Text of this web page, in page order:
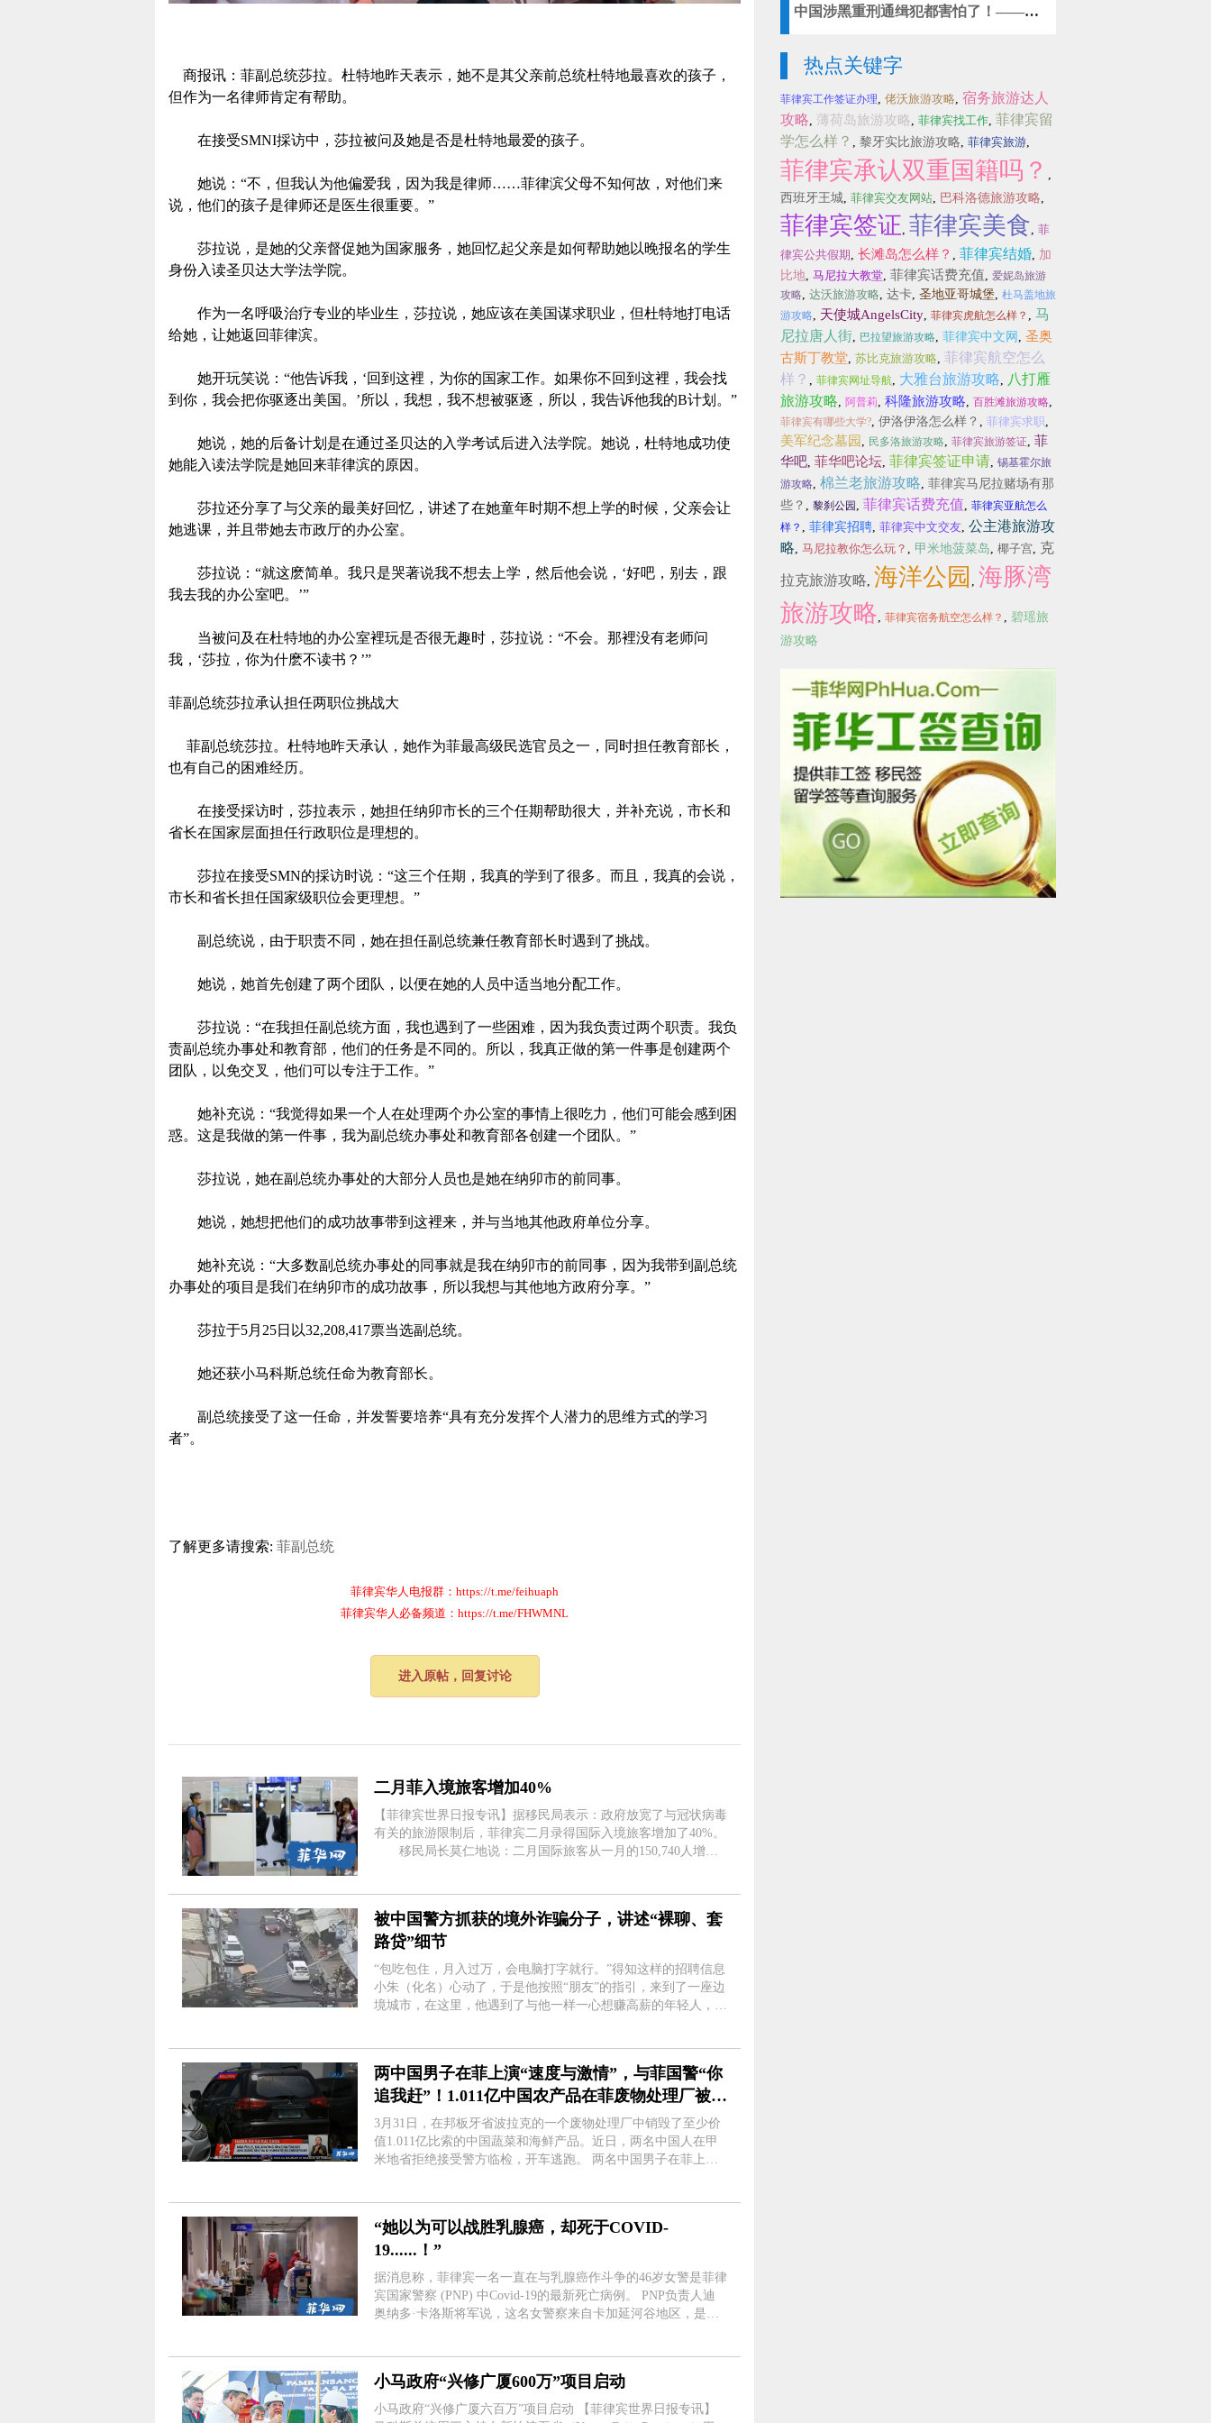
商报讯：菲副总统莎拉。杜特地昨天表示，她不是其父亲前总统杜特地最喜欢的孩子，
但作为一名律师肯定有帮助。
在接受SMNI採访中，莎拉被问及她是否是杜特地最爱的孩子。
她说：“不，但我认为他偏爱我，因为我是律师……菲律滨父母不知何故，对他们来
说，他们的孩子是律师还是医生很重要。”
莎拉说，是她的父亲督促她为国家服务，她回忆起父亲是如何帮助她以晚报名的学生
身份入读圣贝达大学法学院。
作为一名呼吸治疗专业的毕业生，莎拉说，她应该在美国谋求职业，但杜特地打电话
给她，让她返回菲律滨。
她开玩笑说：“他告诉我，‘回到这裡，为你的国家工作。如果你不回到这裡，我会找
到你，我会把你驱逐出美国。’所以，我想，我不想被驱逐，所以，我告诉他我的B计划。”
她说，她的后备计划是在通过圣贝达的入学考试后进入法学院。她说，杜特地成功使
她能入读法学院是她回来菲律滨的原因。
莎拉还分享了与父亲的最美好回忆，讲述了在她童年时期不想上学的时候，父亲会让
她逃课，并且带她去市政厅的办公室。
莎拉说：“就这麽简单。我只是哭著说我不想去上学，然后他会说，‘好吧，别去，跟
我去我的办公室吧。’”
当被问及在杜特地的办公室裡玩是否很无趣时，莎拉说：“不会。那裡没有老师问
我，‘莎拉，你为什麽不读书？’”
菲副总统莎拉承认担任两职位挑战大
菲副总统莎拉。杜特地昨天承认，她作为菲最高级民选官员之一，同时担任教育部长，
也有自己的困难经历。
在接受採访时，莎拉表示，她担任纳卯市长的三个任期帮助很大，并补充说，市长和
省长在国家层面担任行政职位是理想的。
莎拉在接受SMN的採访时说：“这三个任期，我真的学到了很多。而且，我真的会说，
市长和省长担任国家级职位会更理想。”
副总统说，由于职责不同，她在担任副总统兼任教育部长时遇到了挑战。
她说，她首先创建了两个团队，以便在她的人员中适当地分配工作。
莎拉说：“在我担任副总统方面，我也遇到了一些困难，因为我负责过两个职责。我负
责副总统办事处和教育部，他们的任务是不同的。所以，我真正做的第一件事是创建两个
团队，以免交叉，他们可以专注于工作。”
她补充说：“我觉得如果一个人在处理两个办公室的事情上很吃力，他们可能会感到困
惑。这是我做的第一件事，我为副总统办事处和教育部各创建一个团队。”
莎拉说，她在副总统办事处的大部分人员也是她在纳卯市的前同事。
她说，她想把他们的成功故事带到这裡来，并与当地其他政府单位分享。
她补充说：“大多数副总统办事处的同事就是我在纳卯市的前同事，因为我带到副总统
办事处的项目是我们在纳卯市的成功故事，所以我想与其他地方政府分享。”
莎拉于5月25日以32,208,417票当选副总统。
她还获小马科斯总统任命为教育部长。
副总统接受了这一任命，并发誓要培养“具有充分发挥个人潜力的思维方式的学习
者”。
了解更多请搜索: 菲副总统
菲律宾华人电报群：https://t.me/feihuaph
菲律宾华人必备频道：https://t.me/FHWMNL
进入原帖，回复讨论
二月菲入境旅客增加40%
【菲律宾世界日报专讯】据移民局表示：政府放宽了与冠状病毒
有关的旅游限制后，菲律宾二月录得国际入境旅客增加了40%。
移民局长莫仁地说：二月国际旅客从一月的150,740人增加
被中国警方抓获的境外诈骗分子，讲述“裸聊、套
路贷”细节
“包吃包住，月入过万，会电脑打字就行。”得知这样的招聘信息
小朱（化名）心动了，于是他按照“朋友”的指引，来到了一座边
境城市，在这里，他遇到了与他一样一心想赚高薪的年轻人，就
两中国男子在菲上演“速度与激情”，与菲国警“你
追我赶”！1.011亿中国农产品在菲废物处理厂被销
毁！
3月31日，在邦板牙省波拉克的一个废物处理厂中销毁了至少价
值1.011亿比索的中国蔬菜和海鲜产品。近日，两名中国人在甲
米地省拒绝接受警方临检，开车逃跑。 两名中国男子在菲上
“她以为可以战胜乳腺癌，却死于COVID-
19......！”
据消息称，菲律宾一名一直在与乳腺癌作斗争的46岁女警是菲律
宾国家警察 (PNP) 中Covid-19的最新死亡病例。 PNP负责人迪
奥纳多·卡洛斯将军说，这名女警察来自卡加延河谷地区，是自
小马政府“兴修广厦600万”项目启动
小马政府“兴修广厦六百万”项目启动 【菲律宾世界日报专讯】
中国涉黑重刑通缉犯都害怕了！——移
热点关键字
菲律宾工作签证办理, 佬沃旅游攻略, 宿务旅游达人
攻略, 薄荷岛旅游攻略, 菲律宾找工作, 菲律宾留
学怎么样？ , 黎牙实比旅游攻略, 菲律宾旅游,
菲律宾承认双重国籍吗？ ,
西班牙王城, 菲律宾交友网站, 巴科洛德旅游攻略,
菲律宾签证, 菲律宾美食, 菲
律宾公共假期, 长滩岛怎么样？ , 菲律宾结婚, 加
比地, 马尼拉大教堂, 菲律宾话费充值, 爱妮岛旅游
攻略, 达沃旅游攻略, 达卡, 圣地亚哥城堡, 杜马盖地旅
游攻略, 天使城AngelsCity, 菲律宾虎航怎么样？ , 马
尼拉唐人街, 巴拉望旅游攻略, 菲律宾中文网 , 圣奥
古斯丁教堂, 苏比克旅游攻略, 菲律宾航空怎么
样？ , 菲律宾网址导航, 大雅台旅游攻略, 八打雁
旅游攻略, 阿普莉, 科隆旅游攻略, 百胜滩旅游攻略,
菲律宾有哪些大学?, 伊洛伊洛怎么样？ , 菲律宾求职,
美军纪念墓园 , 民多洛旅游攻略, 菲律宾旅游签证, 菲
华吧, 菲华吧论坛, 菲律宾签证申请, 锡基霍尔旅
游攻略, 棉兰老旅游攻略, 菲律宾马尼拉赌场有那
些？ , 黎刹公园 , 菲律宾话费充值, 菲律宾亚航怎么
样？ , 菲律宾招聘, 菲律宾中文交友, 公主港旅游攻
略, 马尼拉教你怎么玩？ , 甲米地菠菜岛, 椰子宫, 克
拉克旅游攻略, 海洋公园 , 海豚湾
旅游攻略, 菲律宾宿务航空怎么样？ , 碧瑶旅
游攻略